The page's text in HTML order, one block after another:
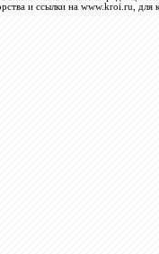
и ссылки на www.kroi.ru, для